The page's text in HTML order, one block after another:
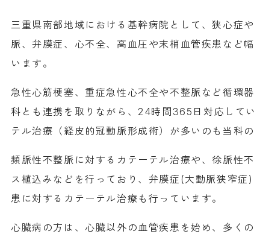
三重県南部地域における基幹病院として、狭心症
脈、弁膜症、心不全、高血圧や末梢血管疾患など
います。
急性心筋梗塞、重症急性心不全や不整脈など循環
科とも連携を取りながら、24時間365日対応して
テル治療（経皮的冠動脈形成術）が多いのも当科の
頻脈性不整脈に対するカテーテル治療や、徐脈性
ス植込みなどを行っており、弁膜症(大動脈狭窄
患に対するカテーテル治療も行っています。
心臓病の方は、心臓以外の血管疾患を始め、多く